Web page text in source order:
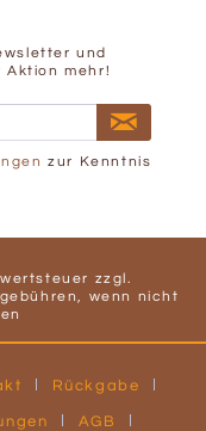
und
Aktion mehr!
zur Kenntnis
zzgl.
wenn nicht
Rückgabe
AGB